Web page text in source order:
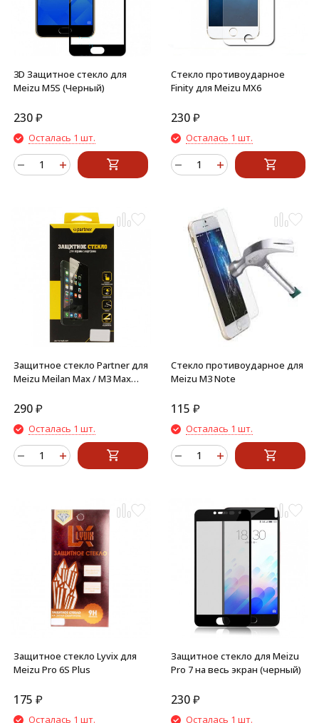
3D Защитное стекло для
Meizu M5S (Черный)
230₽
Осталась 1 шт.
Стекло противоударное
Finity для Meizu MX6
230₽
Осталась 1 шт.
Защитное стекло Partner для
Meizu Meilan Max / M3 Max
290₽
Осталась 1 шт.
Стекло противоударное для
Meizu M3 Note
115 ₽
Осталась 1 шт.
Защитное стекло Lyvix для
Meizu Pro 6S Plus
175 ₽
Осталась 1 шт.
Защитное стекло для Meizu
Pro 7 на весь экран (черный)
230₽
Осталась 1 шт.